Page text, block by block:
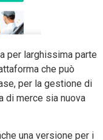
per larghissima parte
che può
per la gestione di
di merce sia nuova
una versione per i